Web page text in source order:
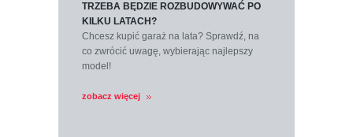
TRZEBA BĘDZIE ROZBUDOWYWAĆ PO
KILKU LATACH?
Chcesz kupić garaż na lata? Sprawdź, na
co zwrócić uwagę, wybierając najlepszy
model!
zobacz więcej